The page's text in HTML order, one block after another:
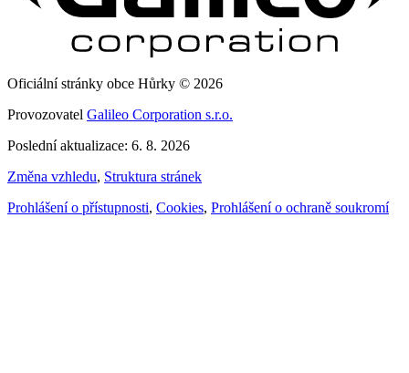
Oficiální stránky obce Hůrky © 2026
Provozovatel Galileo Corporation s.r.o.
Poslední aktualizace: 6. 8. 2026
Změna vzhledu, Struktura stránek
Prohlášení o přístupnosti, Cookies, Prohlášení o ochraně soukromí